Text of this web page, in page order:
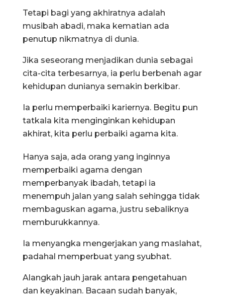
Tetapi bagi yang akhiratnya adalah
musibah abadi, maka kematian ada
penutup nikmatnya di dunia.
Jika seseorang menjadikan dunia sebagai
cita-cita terbesarnya, ia perlu berbenah agar
kehidupan dunianya semakin berkibar.
Ia perlu memperbaiki kariernya. Begitu pun
tatkala kita menginginkan kehidupan
akhirat, kita perlu perbaiki agama kita.
Hanya saja, ada orang yang inginnya
memperbaiki agama dengan
memperbanyak ibadah, tetapi ia
menempuh jalan yang salah sehingga tidak
membaguskan agama, justru sebaliknya
memburukkannya.
Ia menyangka mengerjakan yang maslahat,
padahal memperbuat yang syubhat.
Alangkah jauh jarak antara pengetahuan
dan keyakinan. Bacaan sudah banyak,